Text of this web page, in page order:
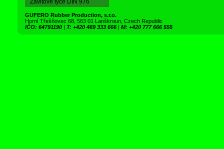
Závitové tyče DIN 976
GUFERO Rubber Production, s.r.o.
Horní Třešňovec 68, 563 01 Lanškroun, Czech Republic
IČO: 64791190 | T: +420 469 333 666 | M: +420 777 666 555